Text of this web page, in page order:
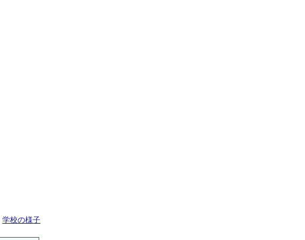
学校の様子